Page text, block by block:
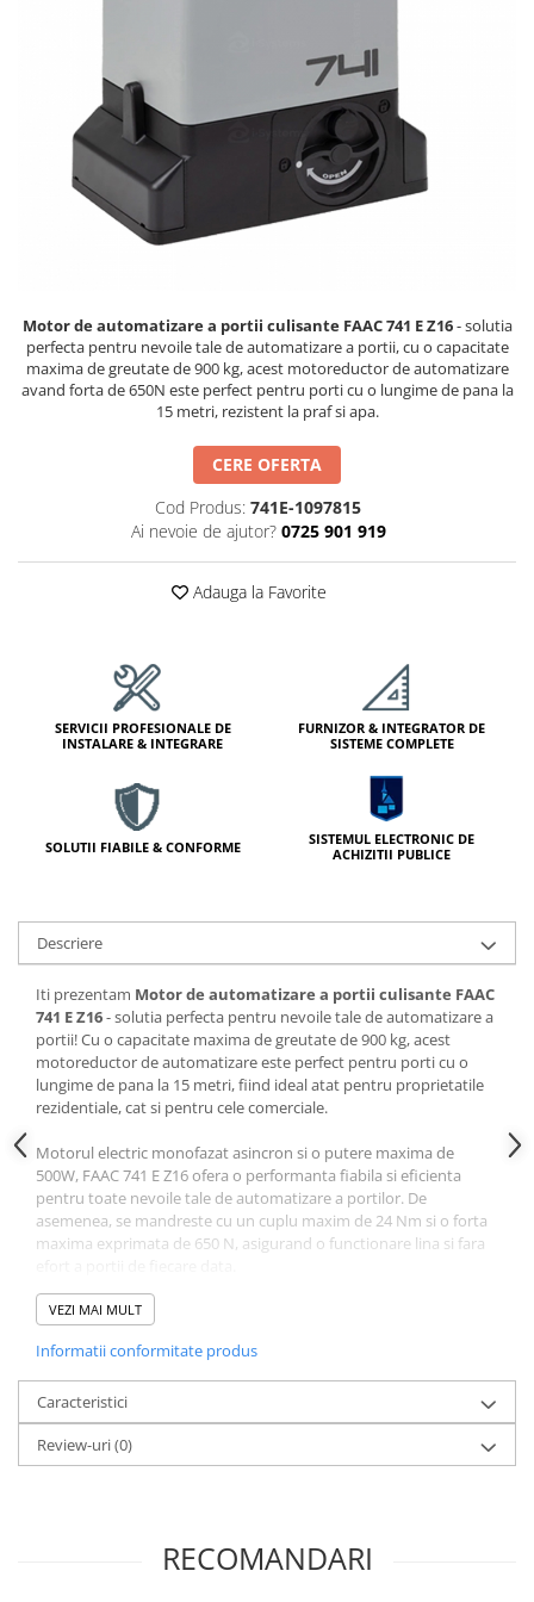
Kit-uri Bariere Auto
Bariere Automate
Brate Bariere Auto
Terminale Parcare
Accesorii Bariere Auto
Bolarzi antiterorism
Motoare Usi Garaj
Kit-uri Usi Garaj
Sine de Ghidaj
Lampi Semnalizare
Module de Comanda
Motor de automatizare a portii culisante FAAC 741 E Z16- solutia
perfecta pentru nevoile tale de automatizare a portii, cu o capacitate
maxima de greutate de 900 kg, acest motoreductor de automatizare
avand forta de 650N este perfect pentru porti cu o lungime de pana la
15 metri, rezistent la praf si apa.
CERE OFERTA
Cod Produs: 741E-1097815
Ai nevoie de ajutor? 0725 901 919
Adauga la Favorite
SERVICII PROFESIONALE DE
INSTALARE & INTEGRARE
FURNIZOR & INTEGRATOR DE
SISTEME COMPLETE
SOLUTII FIABILE & CONFORME
SISTEMUL ELECTRONIC DE
ACHIZITII PUBLICE
Descriere
Iti prezentam Motor de automatizare a portii culisante FAAC
741 E Z16- solutia perfecta pentru nevoile tale de automatizare a
portii! Cu o capacitate maxima de greutate de 900 kg, acest
motoreductor de automatizare este perfect pentru porti cu o
lungime de pana la 15 metri, fiind ideal atat pentru proprietatile
rezidentiale, cat si pentru cele comerciale.
Motorul electric monofazat asincron si o putere maxima de
500W, FAAC 741 E Z16 ofera o performanta fiabila si eficienta
pentru toate nevoile tale de automatizare a portilor. De
asemenea, se mandreste cu un cuplu maxim de 24 Nm si o forta
maxima exprimata de 650 N, asigurand o functionare lina si fara
Cu un raport de reducere de 1:25 si o viteza de deschidere de 12
si rapida a portilor tale. Finalul de cursa magnetic, pinionul Z16
mod 4 si encoderul optic asigura, de asemenea, o pozitionare
exacta si precisa a portii.
FAAC 741 E Z16 este, de asemenea, echipat cu o placa de control
electronic care permite reglarea usoara a fortei si cu o functie de
Cu o greutate de numai 11 kg si dimensiuni de 295x181x320 mm,
VEZI MAI MULT
Informatii conformitate produs
Caracteristici
Review-uri(0)
RECOMANDARI